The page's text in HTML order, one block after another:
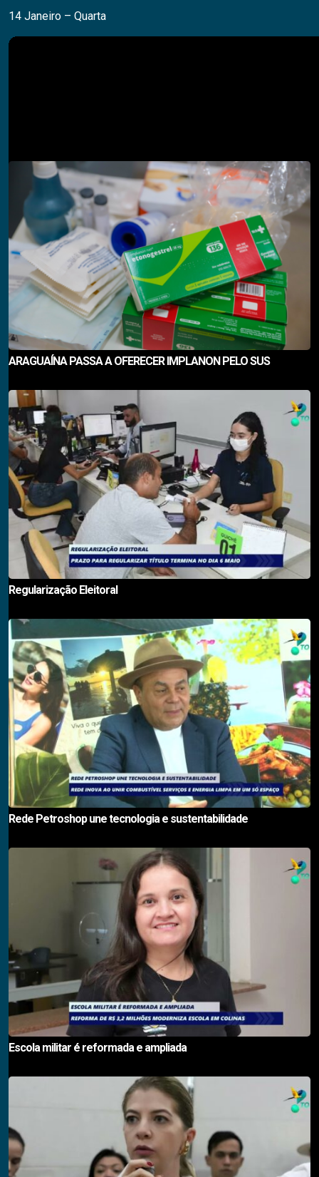
14 Janeiro – Quarta
ARAGUAÍNA PASSA A OFERECER IMPLANON PELO SUS
Regularização Eleitoral
Rede Petroshop une tecnologia e sustentabilidade
Escola militar é reformada e ampliada